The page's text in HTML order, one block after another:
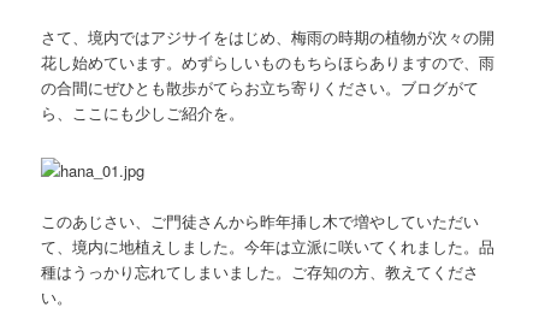
さて、境内ではアジサイをはじめ、梅雨の時期の植物が次々の開
花し始めています。めずらしいものもちらほらありますので、雨
の合間にぜひとも散歩がてらお立ち寄りください。ブログがて
ら、ここにも少しご紹介を。
このあじさい、ご門徒さんから昨年挿し木で増やしていただい
て、境内に地植えしました。今年は立派に咲いてくれました。品
種はうっかり忘れてしまいました。ご存知の方、教えてくださ
い。